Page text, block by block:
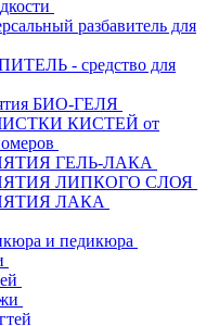
разбавитель для
- средство для
БИО-ГЕЛЯ
КИСТЕЙ от
ГЕЛЬ-ЛАКА
ЛИПКОГО СЛОЯ
ЛАКА
и педикюра